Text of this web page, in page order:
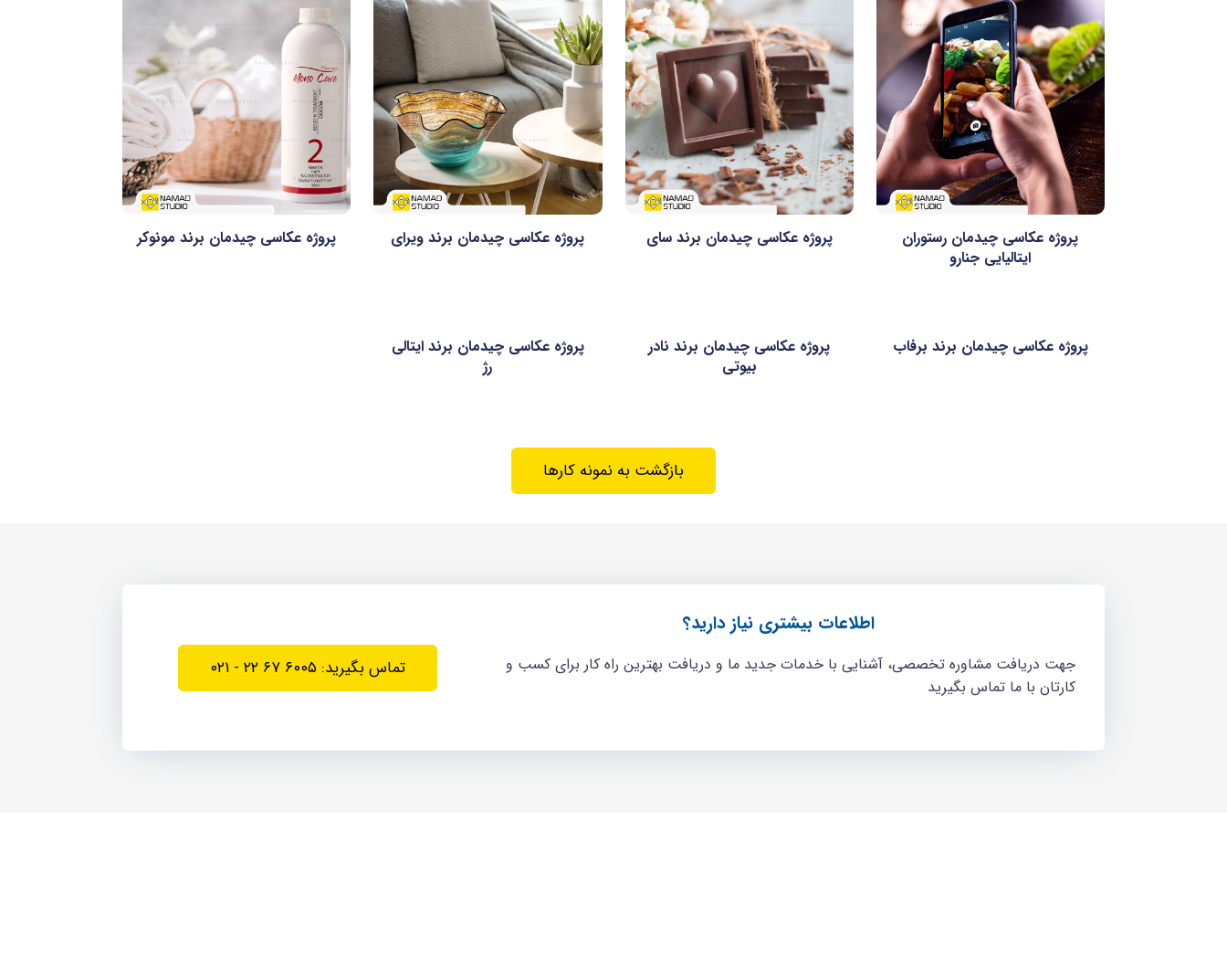
پروژه عکاسی چیدمان رستوران
ایتالیایی جنارو
پروژه عکاسی چیدمان برند سای پروژه عکاسی چیدمان برند ویرای پروژه عکاسی چیدمان برند مونوکر
پروژه عکاسی چیدمان برند برفاب
پروژه عکاسی چیدمان برند نادر
بیوتی
پروژه عکاسی چیدمان برند ایتالی
رژ
بازگشت به نمونه کارها
اطلاعات بیشتری نیاز دارید؟
جهت دریافت مشاوره تخصصی، آشنایی با خدمات جدید ما و دریافت بهترین راه کار برای کسب و
کارتان با ما تماس بگیرید
تماس بگیرید: ۶۰۰۵ ۶۷ ۲۲ - ۰۲۱